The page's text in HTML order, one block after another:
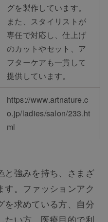
RANKING
ウィッグ
プレゼント
ヘアケア
白髪
グを製作しています。
また、スタイリストが
専任で対応し、仕上げ
のカットやセット、ア
フターケアも一貫して
提供しています。
https://www.artnature.c
o.jp/ladies/salon/233.ht
ml
と強みを持ち、さまざ
す。ファッションアク
を求めている方、自分
たい方、医療目的で利